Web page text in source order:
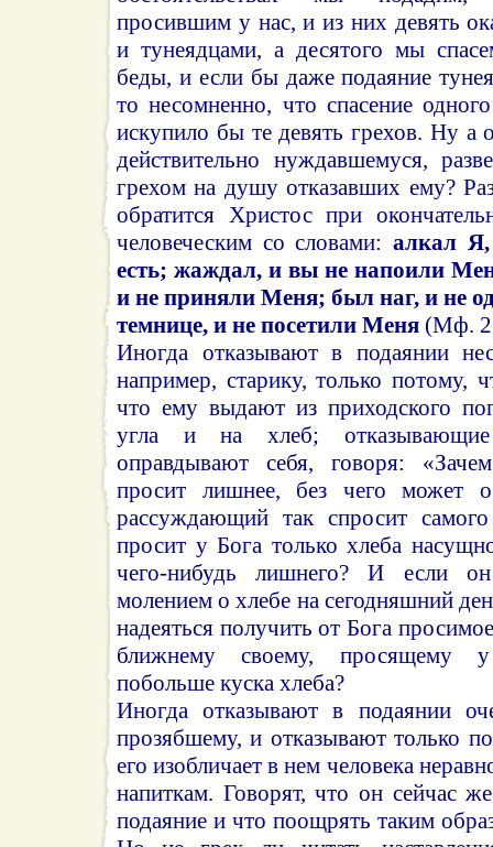
просившим у нас, и из них девять
и тунеядцами, а десятого мы
беды, и если бы даже подаяние
то несомненно, что спасение
искупило бы те девять грехов. Ну а
действительно нуждавшемуся,
грехом на душу отказавших ему?
обратится Христос при
человеческим со словами: алкал
есть; жаждал, и вы не напоили
и не приняли Меня; был наг, и не
темнице, и не посетили Меня (Мф.
Иногда отказывают в подаянии
например, старику, только
что ему выдают из приходского
угла и на хлеб;
оправдывают себя, говоря:
просит лишнее, без чего может
рассуждающий так спросит
просит у Бога только хлеба
чего-нибудь лишнего? И если он
молением о хлебе на сегодняшний
надеяться получить от Бога
ближнему своему, просящему
побольше куска хлеба?
Иногда отказывают в подаянии
прозябшему, и отказывают только
его изобличает в нем человека
напиткам. Говорят, что он сейчас
подаяние и что поощрять таким